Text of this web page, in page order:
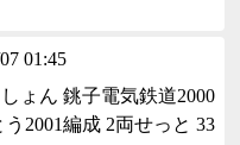
01:45
ょん 銚子電気鉄道2000
2001編成 2両せっと 33